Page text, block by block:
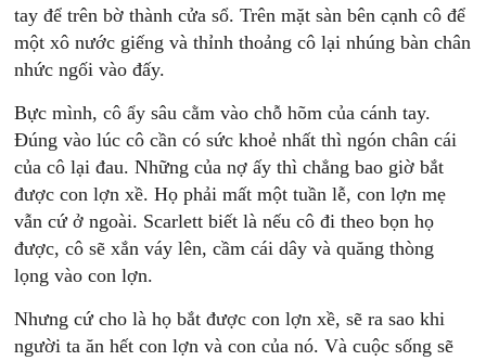
tay để trên bờ thành cửa sổ. Trên mặt sàn bên cạnh cô để
một xô nước giếng và thỉnh thoảng cô lại nhúng bàn chân
nhức ngối vào đấy.
Bực mình, cô ẩy sâu cằm vào chỗ hõm của cánh tay.
Ðúng vào lúc cô cần có sức khoẻ nhất thì ngón chân cái
của cô lại đau. Những của nợ ấy thì chẳng bao giờ bắt
được con lợn xề. Họ phải mất một tuần lễ, con lợn mẹ
vẫn cứ ở ngoài. Scarlett biết là nếu cô đi theo bọn họ
được, cô sẽ xắn váy lên, cầm cái dây và quăng thòng
lọng vào con lợn.
Nhưng cứ cho là họ bắt được con lợn xề, sẽ ra sao khi
người ta ăn hết con lợn và con của nó. Và cuộc sống sẽ